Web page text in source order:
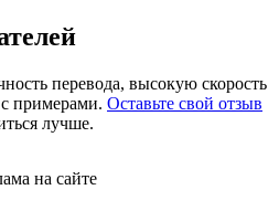
перевода, высокую скорость
примерами. Оставьте свой отзыв
лучше.
на сайте